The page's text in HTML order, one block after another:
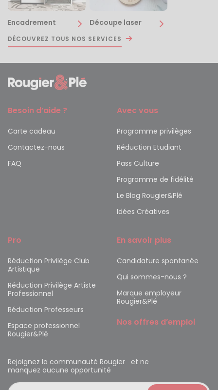
Encadrement Découpe laser
DÉCOUVREZ TOUS NOS SERVICES
Besoin d’aide ?
Carte cadeau
Contactez-nous
FAQ
Avec vous
Programme privilèges
Réduction Etudiant
Pass Culture
Programme de fidélité
Le Blog Rougier&Plé
Idées Créatives
Pro
Réduction Privilège Club
Artistique
Réduction Privilège Artiste
Professionnel
Réduction Professeurs
Espace professionnel
Rougier&Plé
En savoir plus
Candidature spontanée
Qui sommes-nous ?
Marque employeur
Rougier&Plé
Nos offres d’emploi
Rejoignez la communauté Rougier et ne
manquez aucune opportunité